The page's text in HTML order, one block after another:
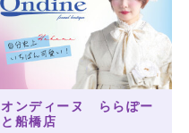
オンディーヌ ららぽー
と船橋店